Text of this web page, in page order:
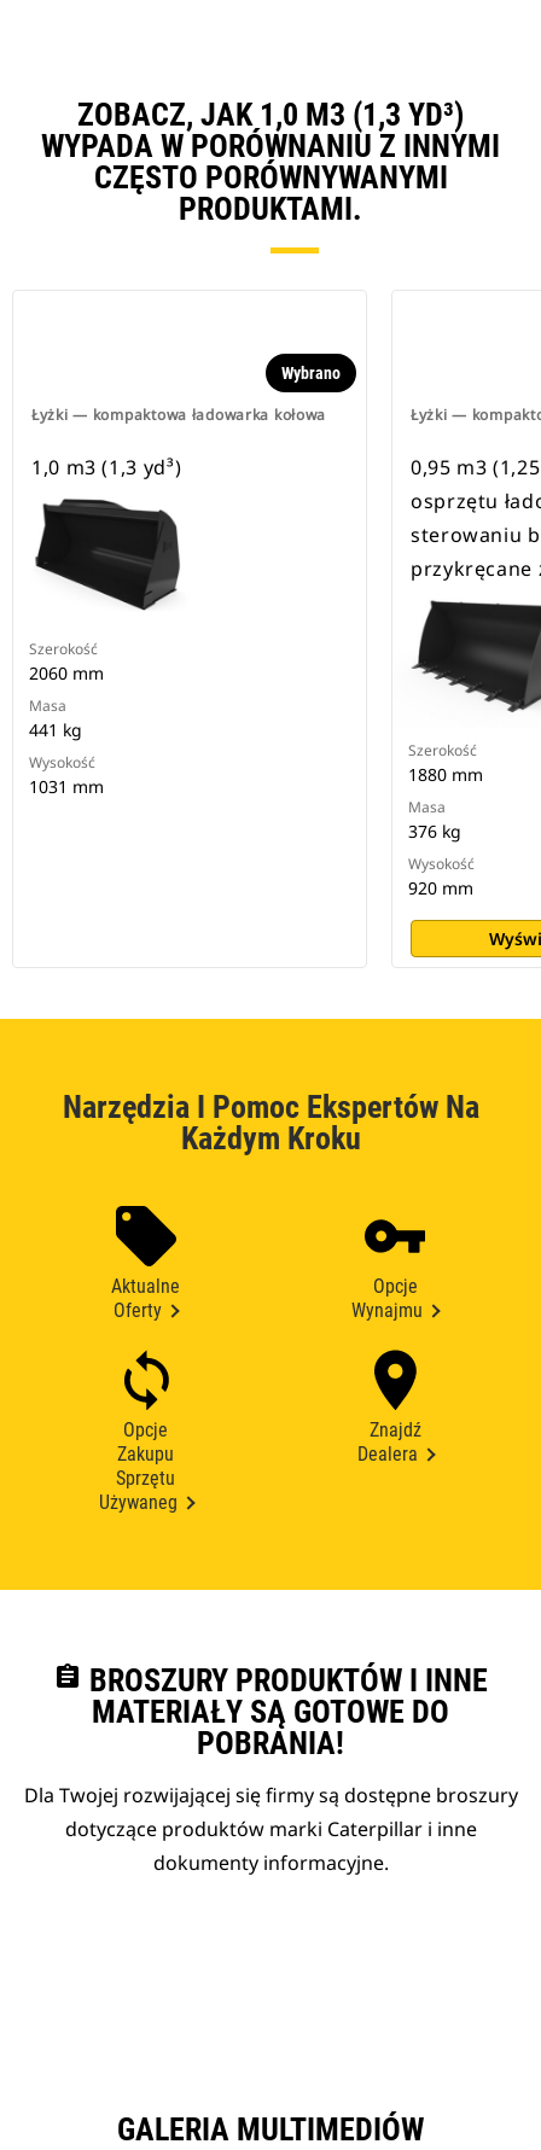
ZOBACZ, JAK 1,0 M3 (1,3 YD³)
WYPADA W PORÓWNANIU Z INNYMI
CZĘSTO PORÓWNYWANYMI
PRODUKTAMI.
Łyżki — kompaktowa ładowarka kołowa
Wybrano
1,0 m3 (1,3 yd³)
Szerokość
2060 mm
Masa
441 kg
Wysokość
1031 mm
Łyżki —
0,95 m3
osprzętu
sterowaniu
przykręcane
Szerokość
1880 mm
Masa
376 kg
Wysokość
920 mm
Narzędzia I Pomoc Ekspertów Na
Każdym Kroku
Aktualne
Oferty
Opcje
Wynajmu
Opcje
Zakupu
Sprzętu
Używaneg
Znajdź
Dealera
assignment BROSZURY PRODUKTÓW I INNE
MATERIAŁY SĄ GOTOWE DO
POBRANIA!
Dla Twojej rozwijającej się firmy są dostępne broszury
dotyczące produktów marki Caterpillar i inne
dokumenty informacyjne.
GALERIA MULTIMEDIÓW